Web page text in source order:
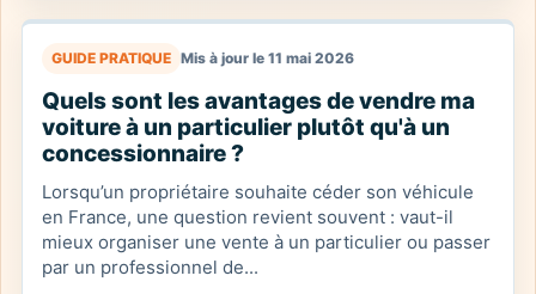
GUIDE PRATIQUE Mis à jour le 11 mai 2026
Quels sont les avantages de vendre ma
voiture à un particulier plutôt qu'à un
concessionnaire ?
Lorsqu’un propriétaire souhaite céder son véhicule
en France, une question revient souvent : vaut-il
mieux organiser une vente à un particulier ou passer
par un professionnel de...